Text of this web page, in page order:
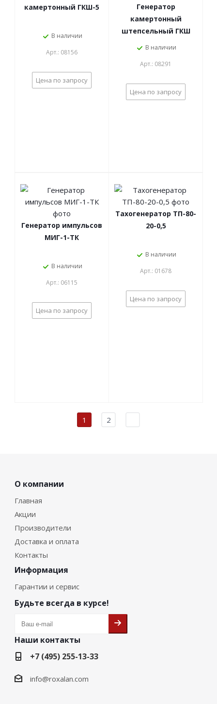
камертонный ГКШ-5
В наличии
Арт.: 08156
Цена по запросу
Генератор
камертонный
штепсельный ГКШ
В наличии
Арт.: 08291
Цена по запросу
Генератор импульсов
МИГ-1-ТК
В наличии
Арт.: 06115
Цена по запросу
Тахогенератор ТП-80-
20-0,5
В наличии
Арт.: 01678
Цена по запросу
1 2
О компании
Главная
Акции
Производители
Доставка и оплата
Контакты
Информация
Гарантии и сервис
Будьте всегда в курсе!
Наши контакты
+7 (495) 255-13-33
info@roxalan.com